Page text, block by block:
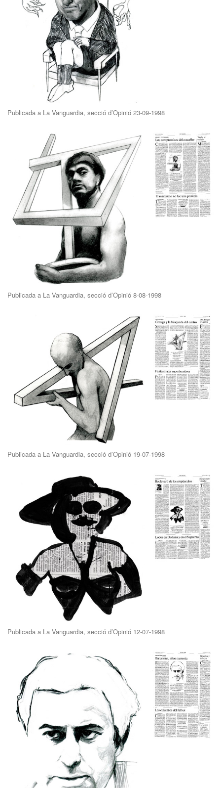
Publicada a La Vanguardia, secció d’Opinió 23-09-1998
Publicada a La Vanguardia, secció d’Opinió 8-08-1998
Publicada a La Vanguardia, secció d’Opinió 19-07-1998
Publicada a La Vanguardia, secció d’Opinió 12-07-1998